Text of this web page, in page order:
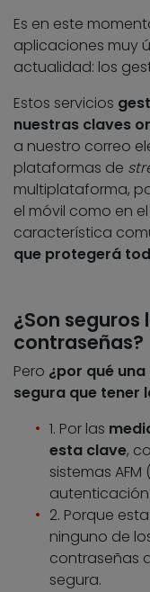
Es en este
aplicaciones muy
actualidad: los
Estos servicios
nuestras claves
a nuestro correo
plataformas de
multiplataforma,
el móvil como en
característica
que protegerá
¿Son seguros
contraseñas?
Pero ¿por qué
segura que tener
1. Por las
esta clave,
sistemas
2. Porque esta
ninguno de
contraseñas
segura.